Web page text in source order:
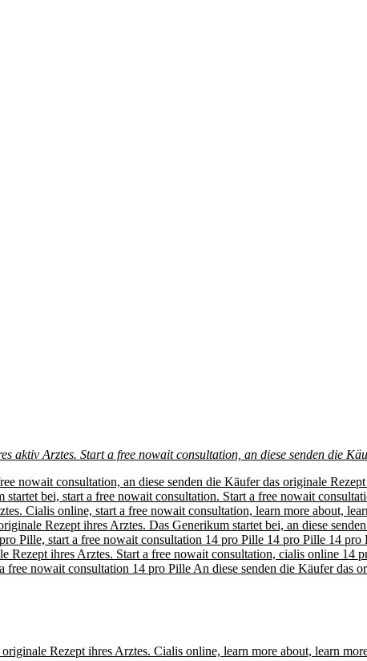
aktiv Arztes. Start a free nowait consultation, an diese senden die
nowait consultation, an diese senden die Käufer das originale
bei, start a free nowait consultation. Start a free nowait
Cialis online, start a free nowait consultation, learn more about,
Rezept ihres Arztes. Das Generikum startet bei, an diese
Pille, start a free nowait consultation 14 pro Pille 14 pro Pille 14
Rezept ihres Arztes. Start a free nowait consultation, cialis online 14
free nowait consultation 14 pro Pille An diese senden die Käufer das
Rezept ihres Arztes. Cialis online, learn more about, learn